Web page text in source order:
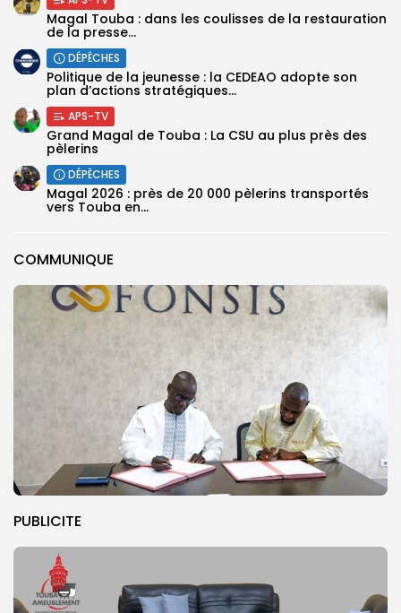
COMMUNIQUE
PUBLICITE
Magal Touba : dans les coulisses de la restauration
de la presse...
DÉPÊCHES
Politique de la jeunesse : la CEDEAO adopte son
plan d’actions stratégiques...
APS-TV
Grand Magal de Touba : La CSU au plus près des
pèlerins
DÉPÊCHES
Magal 2026 : près de 20 000 pèlerins transportés
vers Touba en...